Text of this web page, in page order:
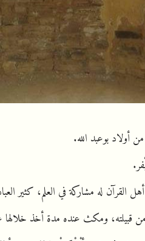
أولاد بوعبد الله.
له مشاركة في العلم، كثير
قبيلته، ومكث عنده مدة أخذ